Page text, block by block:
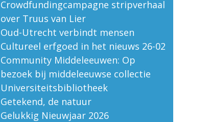
Crowdfundingcampagne stripverhaal
over Truus van Lier
Oud-Utrecht verbindt mensen
Cultureel erfgoed in het nieuws 26-02
Community Middeleeuwen: Op
bezoek bij middeleeuwse collectie
Universiteitsbibliotheek
Getekend, de natuur
Gelukkig Nieuwjaar 2026